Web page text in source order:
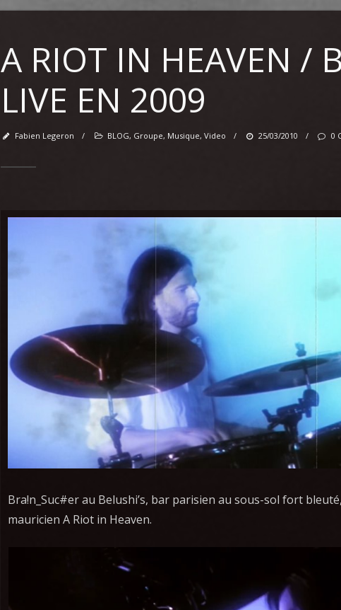
A RIOT IN HEAVEN /
LIVE EN 2009
Fabien Legeron / BLOG, Groupe, Musique, Video / 25/03/2010 / 0
Bra!n_Suc#er au Belushi’s, bar parisien au sous-sol fort
mauricien A Riot in Heaven.